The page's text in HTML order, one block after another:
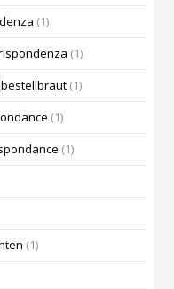
(1)
(1)
(1)
(1)
(1)
(1)